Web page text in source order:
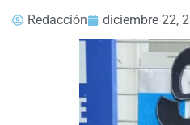
Redacción
diciembre 22,